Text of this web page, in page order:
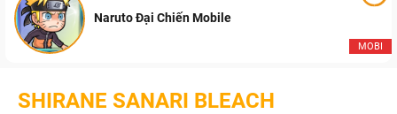
MOBI
Naruto Đại Chiến Mobile
SHIRANE SANARI BLEACH